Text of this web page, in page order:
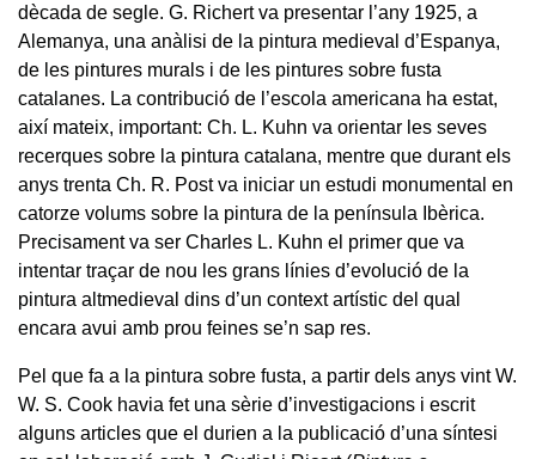
dècada de segle. G. Richert va presentar l’any 1925, a
Alemanya, una anàlisi de la pintura medieval d’Espanya,
de les pintures murals i de les pintures sobre fusta
catalanes. La contribució de l’escola americana ha estat,
així mateix, important: Ch. L. Kuhn va orientar les seves
recerques sobre la pintura catalana, mentre que durant els
anys trenta Ch. R. Post va iniciar un estudi monumental en
catorze volums sobre la pintura de la península Ibèrica.
Precisament va ser Charles L. Kuhn el primer que va
intentar traçar de nou les grans línies d’evolució de la
pintura altmedieval dins d’un context artístic del qual
encara avui amb prou feines se’n sap res.
Pel que fa a la pintura sobre fusta, a partir dels anys vint W.
W. S. Cook havia fet una sèrie d’investigacions i escrit
alguns articles que el durien a la publicació d’una síntesi